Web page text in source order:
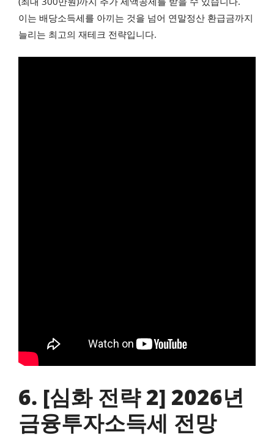
이는 배당소득세를 아끼는 것을 넘어 연말정산 환급금까지
늘리는 최고의 재테크 전략입니다.
6. [심화 전략 2] 2026년
금융투자소득세 전망